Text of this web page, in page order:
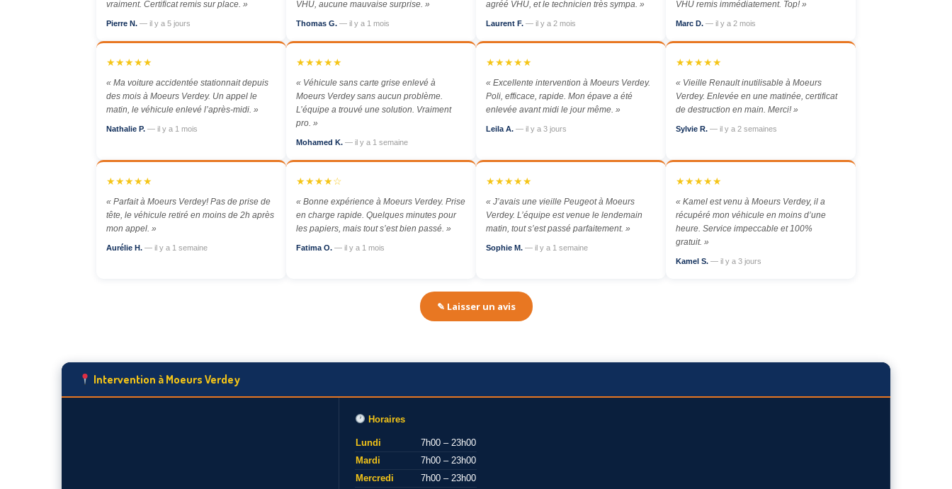
vraiment. Certificat remis sur place. »
Pierre N. — il y a 5 jours
VHU, aucune mauvaise surprise. »
Thomas G. — il y a 1 mois
agréé VHU, et le technicien très sympa. »
Laurent F. — il y a 2 mois
VHU remis immédiatement. Top! »
Marc D. — il y a 2 mois
★★★★★
« Ma voiture accidentée stationnait depuis
des mois à Moeurs Verdey. Un appel le
matin, le véhicule enlevé l’après-midi. »
Nathalie P. — il y a 1 mois
★★★★★
« Véhicule sans carte grise enlevé à
Moeurs Verdey sans aucun problème.
L’équipe a trouvé une solution. Vraiment
pro. »
Mohamed K. — il y a 1 semaine
★★★★★
« Excellente intervention à Moeurs Verdey.
Poli, efficace, rapide. Mon épave a été
enlevée avant midi le jour même. »
Leila A. — il y a 3 jours
★★★★★
« Vieille Renault inutilisable à Moeurs
Verdey. Enlevée en une matinée, certificat
de destruction en main. Merci! »
Sylvie R. — il y a 2 semaines
★★★★★
« Parfait à Moeurs Verdey! Pas de prise de
tête, le véhicule retiré en moins de 2h après
mon appel. »
Aurélie H. — il y a 1 semaine
★★★★☆
« Bonne expérience à Moeurs Verdey. Prise
en charge rapide. Quelques minutes pour
les papiers, mais tout s’est bien passé. »
Fatima O. — il y a 1 mois
★★★★★
« J’avais une vieille Peugeot à Moeurs
Verdey. L’équipe est venue le lendemain
matin, tout s’est passé parfaitement. »
Sophie M. — il y a 1 semaine
★★★★★
« Kamel est venu à Moeurs Verdey, il a
récupéré mon véhicule en moins d’une
heure. Service impeccable et 100%
gratuit. »
Kamel S. — il y a 3 jours
✎ Laisser un avis
Intervention à Moeurs Verdey
Horaires
Lundi
7h00 – 23h00
Mardi
7h00 – 23h00
Mercredi
7h00 – 23h00